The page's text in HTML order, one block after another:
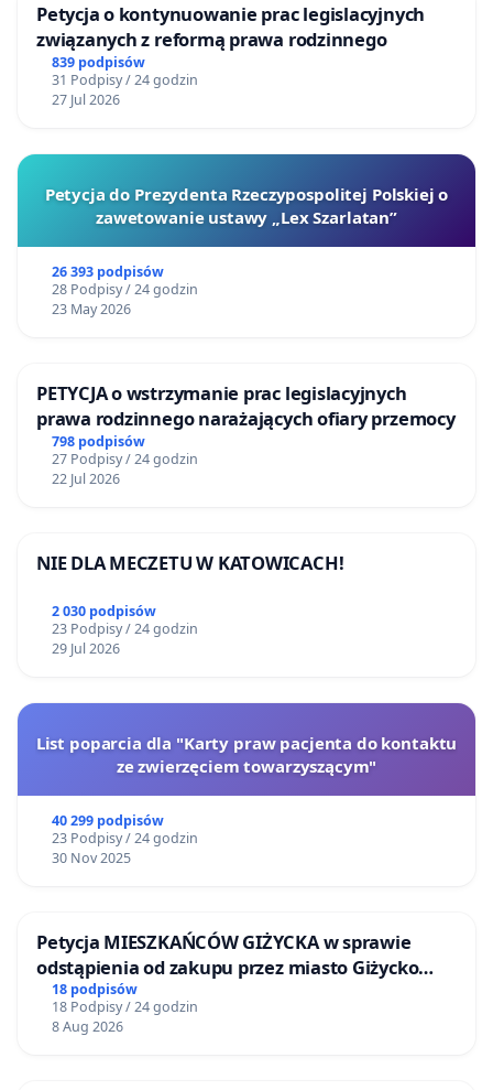
Petycja o kontynuowanie prac legislacyjnych
związanych z reformą prawa rodzinnego
839 podpisów
31 Podpisy / 24 godzin
27 Jul 2026
Petycja do Prezydenta Rzeczypospolitej Polskiej o
zawetowanie ustawy „Lex Szarlatan”
26 393 podpisów
28 Podpisy / 24 godzin
23 May 2026
PETYCJA o wstrzymanie prac legislacyjnych
prawa rodzinnego narażających ofiary przemocy
798 podpisów
27 Podpisy / 24 godzin
22 Jul 2026
NIE DLA MECZETU W KATOWICACH!
2 030 podpisów
23 Podpisy / 24 godzin
29 Jul 2026
List poparcia dla "Karty praw pacjenta do kontaktu
ze zwierzęciem towarzyszącym"
40 299 podpisów
23 Podpisy / 24 godzin
30 Nov 2025
Petycja MIESZKAŃCÓW GIŻYCKA w sprawie
odstąpienia od zakupu przez miasto Giżycko
nieruchomości położonej nad jeziorem Niegocin
18 podpisów
18 Podpisy / 24 godzin
8 Aug 2026